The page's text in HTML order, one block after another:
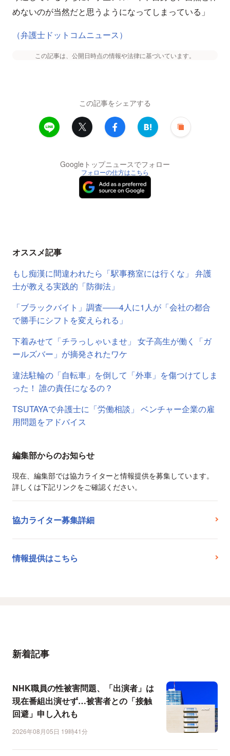
めないのが当然だと思うようになってしまっている」
（弁護士ドットコムニュース）
この記事は、公開日時点の情報や法律に基づいています。
この記事をシェアする
Googleトップニュースでフォロー
フォローの仕方はこちら
オススメ記事
もし痴漢に間違われたら「駅事務室には行くな」 弁護
士が教える実践的「防御法」
「ブラックバイト」調査――4人に1人が「会社の都合
で勝手にシフトを変えられる」
下着みせて「チラっしゃいませ」 女子高生が働く「ガ
ールズバー」が摘発されたワケ
違法駐輪の「自転車」を倒して「外車」を傷つけてしま
った！ 誰の責任になるの？
TSUTAYAで弁護士に「労働相談」 ベンチャー企業の雇
用問題をアドバイス
編集部からのお知らせ
現在、編集部では協力ライターと情報提供を募集しています。
詳しくは下記リンクをご確認ください。
協力ライター募集詳細
情報提供はこちら
新着記事
NHK職員の性被害問題、「出演者」は
現在番組出演せず…被害者との「接触
回避」申し入れも
2026年08月05日 19時41分